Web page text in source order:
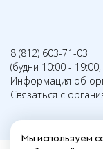
8 (812) 603-71-03
(будни 10:00 -
Информация об
Связаться с
Мы используем